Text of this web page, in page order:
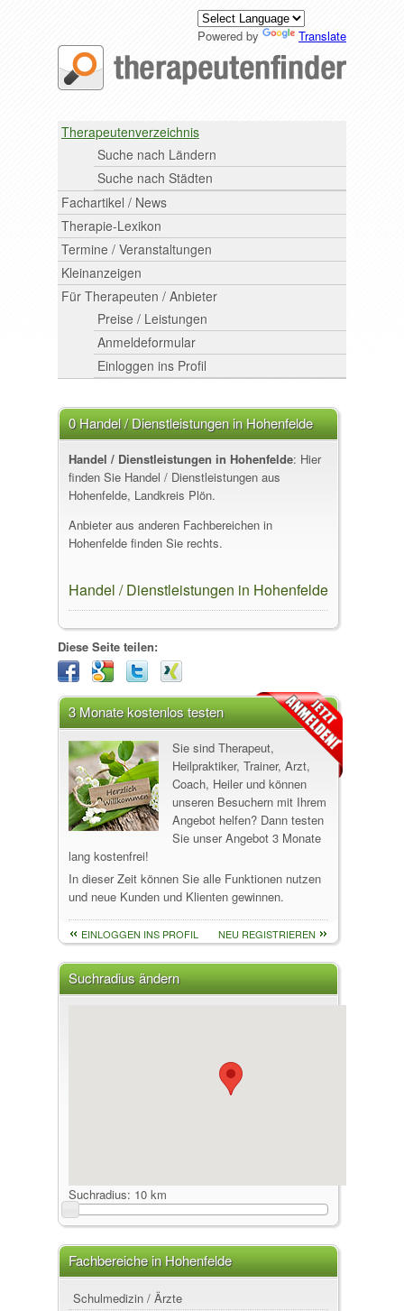
Powered by Translate
Therapeutenverzeichnis
Suche nach Ländern
Suche nach Städten
Fachartikel / News
Therapie-Lexikon
Termine / Veranstaltungen
Kleinanzeigen
Für Therapeuten / Anbieter
Preise / Leistungen
Anmeldeformular
Einloggen ins Profil
0 Handel / Dienstleistungen in Hohenfelde
Handel / Dienstleistungen in Hohenfelde: Hier
finden Sie Handel / Dienstleistungen aus
Hohenfelde, Landkreis Plön.
Anbieter aus anderen Fachbereichen in
Hohenfelde finden Sie rechts.
Handel / Dienstleistungen in Hohenfelde
Diese Seite teilen:
3 Monate kostenlos testen
Sie sind Therapeut,
Heilpraktiker, Trainer, Arzt,
Coach, Heiler und können
unseren Besuchern mit Ihrem
Angebot helfen? Dann testen
Sie unser Angebot 3 Monate
lang kostenfrei!
In dieser Zeit können Sie alle Funktionen nutzen
und neue Kunden und Klienten gewinnen.
EINLOGGEN INS PROFIL NEU REGISTRIEREN
Suchradius ändern
Suchradius: 10 km
Fachbereiche in Hohenfelde
Schulmedizin / Ärzte